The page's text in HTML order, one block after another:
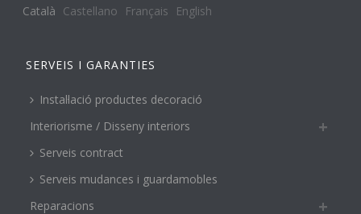
Català Castellano Français English
SERVEIS I GARANTIES
Instal·lació productes decoració
Interiorisme / Disseny interiors
Serveis contract
Serveis mudances i guardamobles
Reparacions